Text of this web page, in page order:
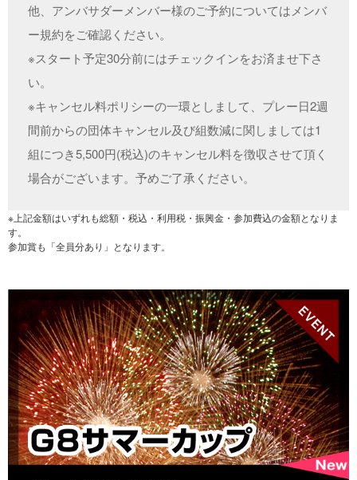
他、アンバサダーメンバー様のご予約についてはメンバ
ー規約をご確認ください。
※スタート予定30分前にはチェックインをお済ませ下さ
い。
※キャンセル料ポリシーの一環としまして、プレー日2週
間前からの団体キャンセル及び組数減に関しましては1
組につき5,500円(税込)のキャンセル料を徴収させて頂く
場合がございます。予めご了承ください。
※上記金額はいずれも総額・税込・利用税・振興金・参加費込の金額となりま
す。
参加賞も「全員分あり」となります。